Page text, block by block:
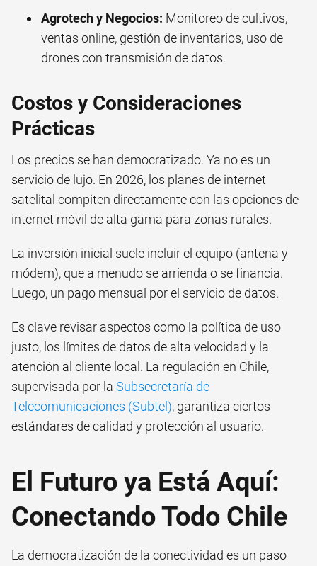
Agrotech y Negocios: Monitoreo de cultivos,
ventas online, gestión de inventarios, uso de
drones con transmisión de datos.
Costos y Consideraciones
Prácticas
Los precios se han democratizado. Ya no es un
servicio de lujo. En 2026, los planes de internet
satelital compiten directamente con las opciones de
internet móvil de alta gama para zonas rurales.
La inversión inicial suele incluir el equipo (antena y
módem), que a menudo se arrienda o se financia.
Luego, un pago mensual por el servicio de datos.
Es clave revisar aspectos como la política de uso
justo, los límites de datos de alta velocidad y la
atención al cliente local. La regulación en Chile,
supervisada por la Subsecretaría de
Telecomunicaciones (Subtel), garantiza ciertos
estándares de calidad y protección al usuario.
El Futuro ya Está Aquí:
Conectando Todo Chile
La democratización de la conectividad es un paso